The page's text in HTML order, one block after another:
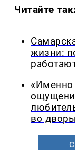
Читайте
жизни:
«Именно
во